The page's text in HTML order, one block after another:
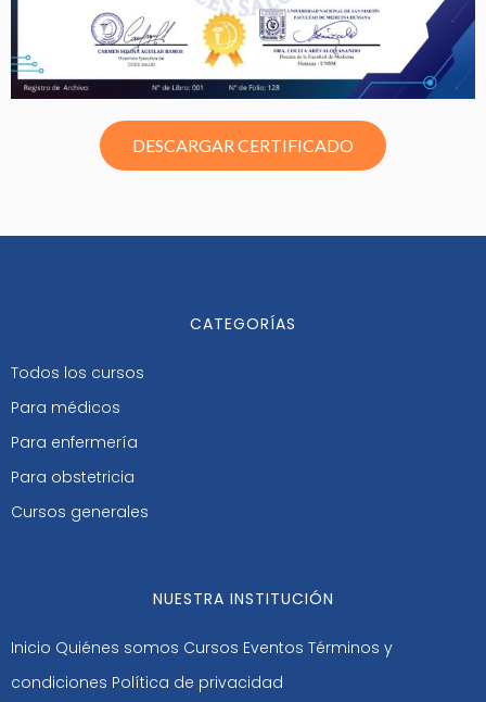
DESCARGAR CERTIFICADO
CATEGORÍAS
Todos los cursos
Para médicos
Para enfermería
Para obstetricia
Cursos generales
NUESTRA INSTITUCIÓN
Inicio Quiénes somos Cursos Eventos Términos y
condiciones Política de privacidad